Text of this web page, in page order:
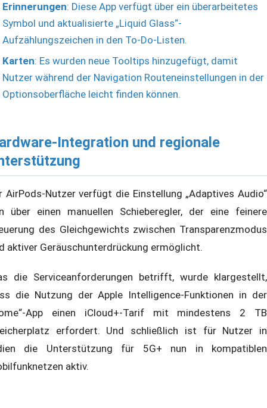
Erinnerungen: Diese App verfügt über ein überarbeitetes
Symbol und aktualisierte „Liquid Glass“-
Aufzählungszeichen in den To-Do-Listen.
Karten: Es wurden neue Tooltips hinzugefügt, damit
Nutzer während der Navigation Routeneinstellungen in der
Optionsoberfläche leicht finden können.
Integration und regionale
AirPods-Nutzer verfügt die Einstellung „Adaptives Audio“
über einen manuellen Schieberegler, der eine feinere
des Gleichgewichts zwischen Transparenzmodus
aktiver Geräuschunterdrückung ermöglicht.
die Serviceanforderungen betrifft, wurde klargestellt,
die Nutzung der Apple Intelligence-Funktionen in der
App einen iCloud+-Tarif mit mindestens 2 TB
erfordert. Und schließlich ist für Nutzer in
die Unterstützung für 5G+ nun in kompatiblen
aktiv.